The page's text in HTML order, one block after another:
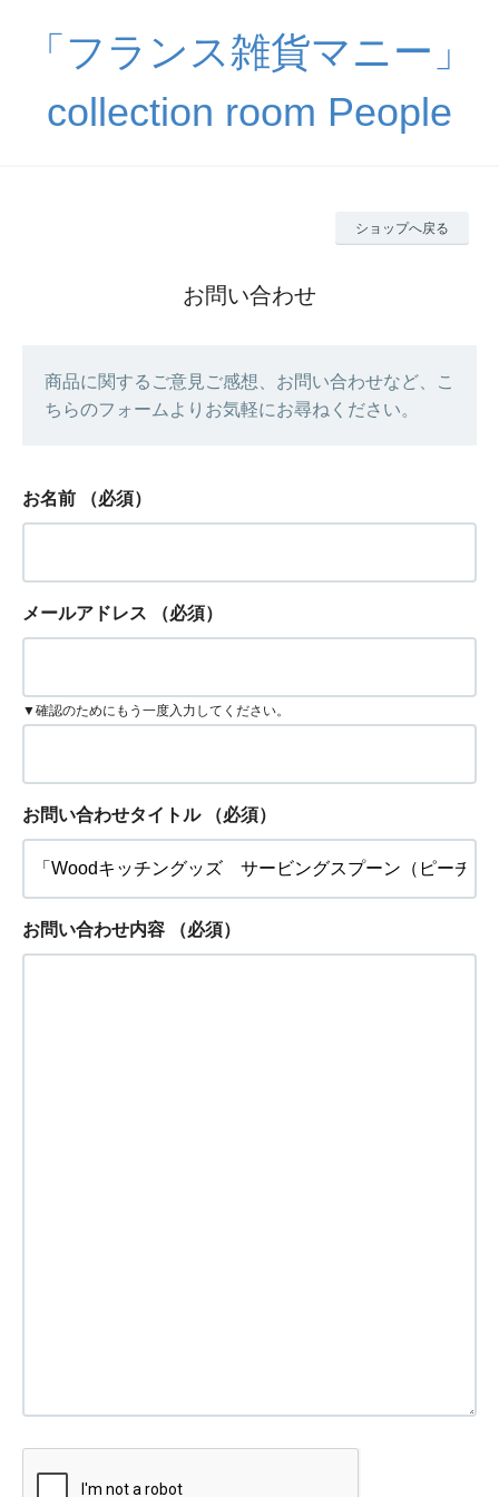
「フランス雑貨マニー」
collection room People
ショップへ戻る
お問い合わせ
商品に関するご意見ご感想、お問い合わせなど、こ
ちらのフォームよりお気軽にお尋ねください。
お名前 （必須）
メールアドレス （必須）
▼確認のためにもう一度入力してください。
お問い合わせタイトル （必須）
お問い合わせ内容 （必須）